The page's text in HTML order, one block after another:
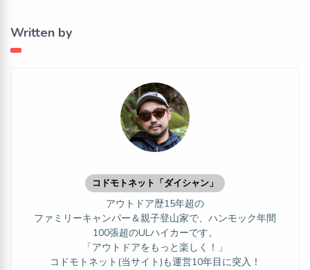
Written by
コドモトネット「ダイシャン」
アウトドア歴15年超の
ファミリーキャンパー＆親子登山家で、ハンモック年間
100張超のULハイカーです。
「アウトドアをもっと楽しく！」
コドモトネット(当サイト)も運営10年目に突入！